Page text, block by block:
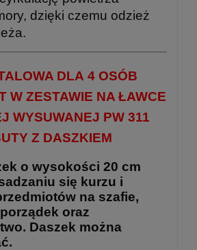
dzięki czemu odzież
DLA 4 OSÓB
W ZESTAWIE NA ŁAWCE
WYSUWANEJ PW 311
Z DASZKIEM
o wysokości 20 cm
się kurzu i
na szafie,
oraz
Daszek można